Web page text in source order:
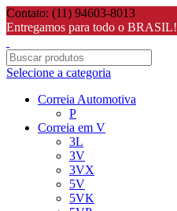
Contato: (11) 94603-8013
Entregamos para todo o BRASIL!
Selecione a categoria
Correia Automotiva
P
Correia em V
3L
3V
3VX
5V
5VK